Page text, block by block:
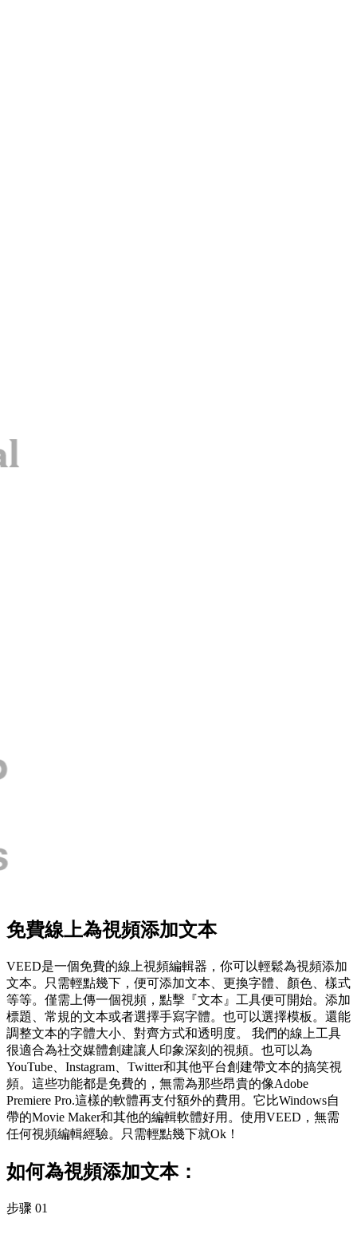
免費線上為視頻添加文本
VEED是一個免費的線上視頻編輯器，你可以輕鬆為視頻添加
文本。只需輕點幾下，便可添加文本、更換字體、顏色、樣式
等等。僅需上傳一個視頻，點擊『文本』工具便可開始。添加
標題、常規的文本或者選擇手寫字體。也可以選擇模板。還能
調整文本的字體大小、對齊方式和透明度。 我們的線上工具
很適合為社交媒體創建讓人印象深刻的視頻。也可以為
YouTube、Instagram、Twitter和其他平台創建帶文本的搞笑視
頻。這些功能都是免費的，無需為那些昂貴的像Adobe
Premiere Pro.這樣的軟體再支付額外的費用。它比Windows自
帶的Movie Maker和其他的編輯軟體好用。使用VEED，無需
任何視頻編輯經驗。只需輕點幾下就Ok！
如何為視頻添加文本：
步骤 01